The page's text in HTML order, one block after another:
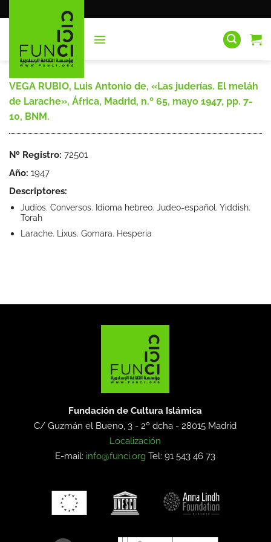
al
VEGA RUBIO, Luis Antonio de, «Las juderías. El meláh
de Larache», África, Madrid, n.º 65, mayo 1947, pp. 7-
10, BNM.
Nº Registro: 72501
Año: 1947
Descriptores:
Judíos. Conversos. Idioma hebreo. Judeo-español. Yiddish.
Torah
Larache. Lixus. Gomara. Hesperia
Fundación de Cultura Islámica
C/ Guzmán el Bueno, 3 - 2º dcha -28015 Madrid
Localización
E-mail: info@funci.org Tel: 91 543 46 73